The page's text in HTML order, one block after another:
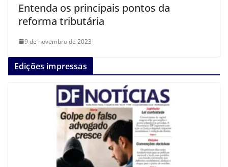
Entenda os principais pontos da
reforma tributária
9 de novembro de 2023
Edições impressas